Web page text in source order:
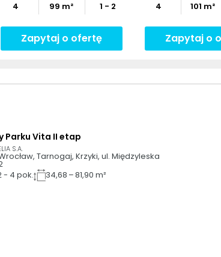
4
99 m²
1 - 2
Zapytaj o ofertę
4
101 m²
Zapytaj o
Parku Vita II etap
S.A.
Tarnogaj, Krzyki, ul. Międzyleska
- 4 pok. 34,68 – 81,90 m²